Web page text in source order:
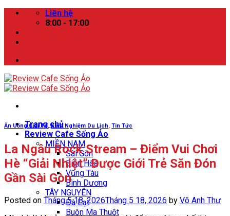
Skip
content
Liên hệ
8:00 - 17:00
Trang chủ
Review Cafe Sống Ảo
MIỀN NAM
Sài Gòn
Biên Hòa
Vũng Tàu
Bình Dương
TÂY NGUYÊN
Đà Lạt
Buôn Ma Thuột
Ăn Uống Giải Trí,Kinh Nghiệm Du Lịch, Tin Tức
La Ngâu Rock Stream – Điểm Vui Chơi
Hè “Giải Nhiệt” Được Giới Trẻ Săn Đón
Gần Sài Gòn
Posted on Tháng 5 18, 2026Tháng 5 18, 2026 by Võ Anh Thư